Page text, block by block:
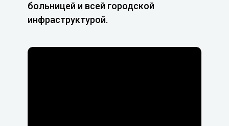
больницей и всей городской
инфраструктурой.